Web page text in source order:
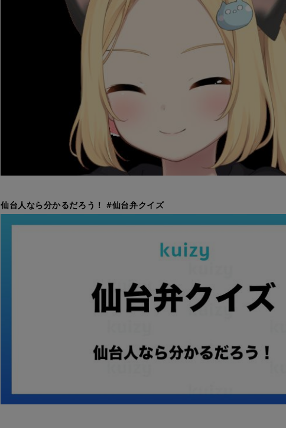
仙台人なら分かるだろう！ #仙台弁クイズ